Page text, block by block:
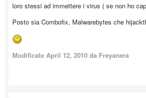
loro stessi ad immettere i virus ( se non ho
Posto sia Combofix, Malwarebytes che
Modificato April 12, 2010 da Freyanera